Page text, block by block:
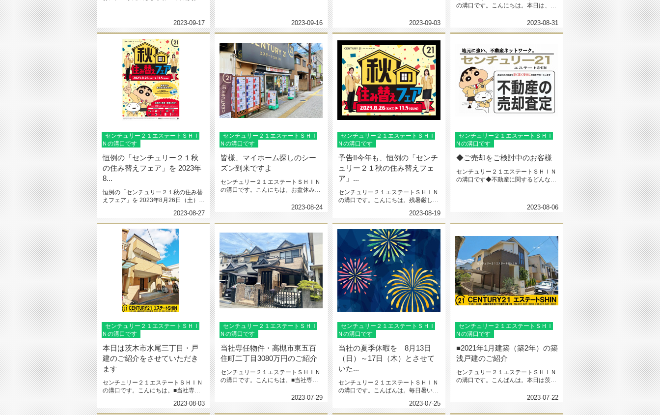
2023-09-17 2023-09-16 2023-09-03
の溝口です。こんにちは。本日は、高
2023-08-31
センチュリー２１エステートＳＨＩ
Ｎの溝口です
恒例の「センチュリー２１秋
の住み替えフェア」を 2023年
8...
恒例の「センチュリー２１秋の住み替
えフェア」を 2023年8月26日（土）～
2023-08-27
センチュリー２１エステートＳＨＩ
Ｎの溝口です
皆様、マイホーム探しのシー
ズン到来ですよ
センチュリー２１エステートＳＨＩＮ
の溝口です。こんにちは。お盆休みも
2023-08-24
センチュリー２１エステートＳＨＩ
Ｎの溝口です
予告!!今年も、恒例の「センチ
ュリー２１秋の住み替えフェ
ア」...
センチュリー２１エステートＳＨＩＮ
の溝口です。こんにちは。残暑厳しい
2023-08-19
センチュリー２１エステートＳＨＩ
Ｎの溝口です
◆ご売却をご検討中のお客様
センチュリー２１エステートＳＨＩＮ
の溝口です◆不動産に関するどんなこ
2023-08-06
センチュリー２１エステートＳＨＩ
Ｎの溝口です
本日は茨木市水尾三丁目・戸
建のご紹介をさせていただき
ます
センチュリー２１エステートＳＨＩＮ
の溝口です。こんにちは。■当社専任
2023-08-03
センチュリー２１エステートＳＨＩ
Ｎの溝口です
当社専任物件・高槻市東五百
住町二丁目3080万円のご紹介
センチュリー２１エステートＳＨＩＮ
の溝口です。こんにちは。■当社専任
2023-07-29
センチュリー２１エステートＳＨＩ
Ｎの溝口です
当社の夏季休暇を 8月13日
（日）～17日（木）とさせて
いた...
センチュリー２１エステートＳＨＩＮ
の溝口です。こんばんは。毎日暑い日
2023-07-25
センチュリー２１エステートＳＨＩ
Ｎの溝口です
■2021年1月建築（築2年）の築
浅戸建のご紹介
センチュリー２１エステートＳＨＩＮ
の溝口です。こんばんは。本日は茨木
2023-07-22